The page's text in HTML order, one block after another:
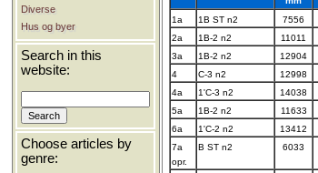
Diverse
Hus og byer
Search in this
website:
Choose articles by
genre:
1a 1B ST n2 7556
2a
1B-2 n2 11011
3a
1B-2 n2 12904
4
C-3 n2 12998
4a
1'C-3 n2 14038
5a
1B-2 n2 11633
6a
1'C-2 n2 13412
7a
opr.
B ST n2 6033